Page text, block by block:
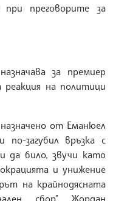
при преговорите за
за премиер
реакция на политици
от Еманюел
загубил връзка с
да било, звучи като
и унижение
на крайнодясната
сбор" Жордан